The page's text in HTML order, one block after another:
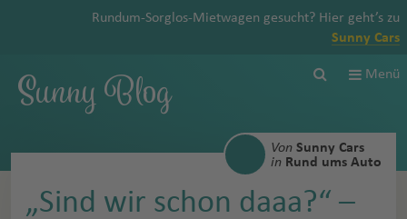
Rundum-Sorglos-Mietwagen gesucht? Hier geht’s zu
Sunny Cars
Sunny Blog Menü
Von Sunny Cars
in Rund ums Auto
„Sind wir schon daaa?“ –